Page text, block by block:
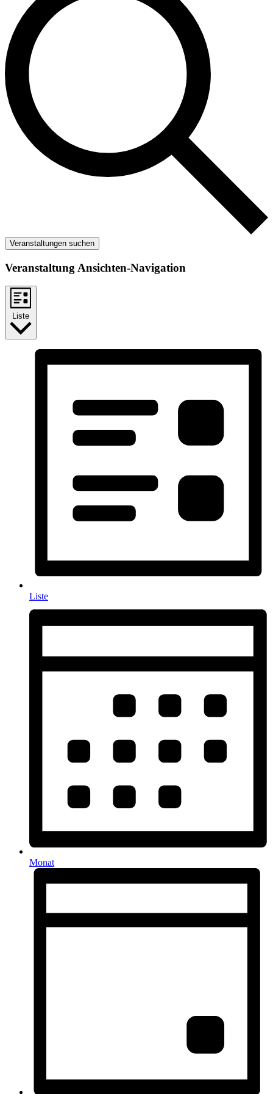
Veranstaltungen suchen
Veranstaltung Ansichten-Navigation
Liste
Liste
Monat